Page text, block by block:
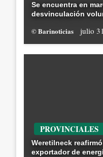
Se encuentra en
desvinculación
© Barinoticias julio
PROVINCIALES
Weretilneck
exportador de